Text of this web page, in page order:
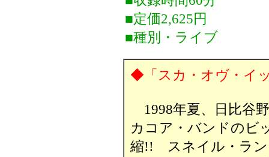
■定価2,625円
■種別・ライブ
◆「スカ・オヴ・イ
1998年夏、日比谷
カコア・バンドのビ
縮!! スネイル・ラン